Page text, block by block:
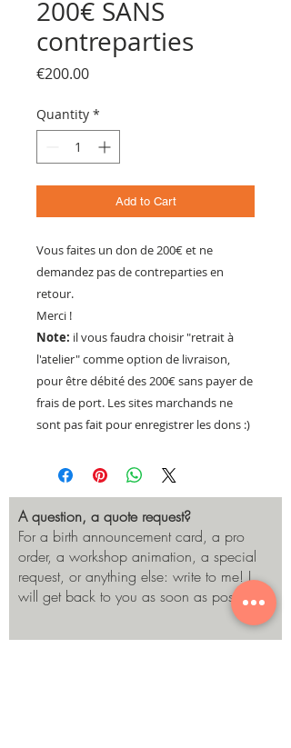
200€ SANS
contreparties
€200.00Price
Quantity *
Add to Cart
Vous faites un don de 200€ et ne
demandez pas de contreparties en
retour.
Merci !
Note: il vous faudra choisir "retrait à
l'atelier" comme option de livraison,
pour être débité des 200€ sans payer de
frais de port. Les sites marchands ne
sont pas fait pour enregistrer les dons :)
A question, a quote request?
For a birth announcement card, a pro
order, a workshop animation, a special
request, or anything else: write to me! I
will get back to you as soon as possible.